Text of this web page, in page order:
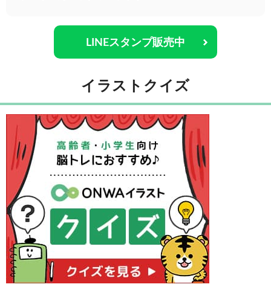
LINEスタンプ販売中
イラストクイズ